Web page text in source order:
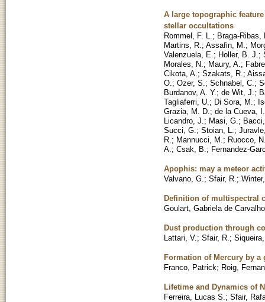
A large topographic
stellar occultations
Rommel, F. L. ; Braga-Ribas,
Martins, R. ; Assafin, M. ;
Valenzuela, E. ; Holler, B. J. ;
Morales, N. ; Maury, A. ;
Cikota, A. ; Szakats, R. ;
O. ; Ozer, S. ; Schnabel, C. ;
Burdanov, A. Y. ; de Wit, J. ;
Tagliaferri, U. ; Di Sora, M. ;
Grazia, M. D. ; de la Cueva, I.
Licandro, J. ; Masi, G. ;
Succi, G. ; Stoian, L. ;
R. ; Mannucci, M. ; Ruocco,
A. ; Csak, B. ; Fernandez-
Apophis: may a meteor
Valvano, G. ; Sfair, R. ;
Definition of multispectral
Goulart, Gabriela de
Dust production through
Lattari, V. ; Sfair, R. ;
Formation of Mercury by
Franco, Patrick; Roig,
Lifetime and Dynamics of
Ferreira, Lucas S. ; Sfair,